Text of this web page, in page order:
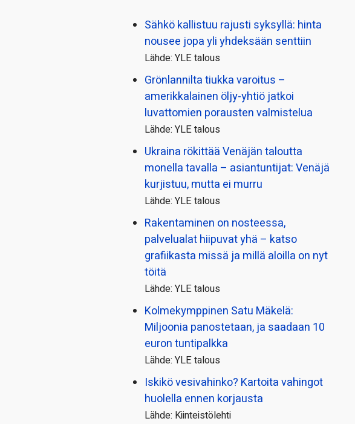
Sähkö kallistuu rajusti syksyllä: hinta
nousee jopa yli yhdeksään senttiin
Lähde: YLE talous
Grönlannilta tiukka varoitus –
amerikkalainen öljy-yhtiö jatkoi
luvattomien porausten valmistelua
Lähde: YLE talous
Ukraina rökittää Venäjän taloutta
monella tavalla – asiantuntijat: Venäjä
kurjistuu, mutta ei murru
Lähde: YLE talous
Rakentaminen on nosteessa,
palvelualat hiipuvat yhä – katso
grafiikasta missä ja millä aloilla on nyt
töitä
Lähde: YLE talous
Kolmekymppinen Satu Mäkelä:
Miljoonia panostetaan, ja saadaan 10
euron tuntipalkka
Lähde: YLE talous
Iskikö vesivahinko? Kartoita vahingot
huolella ennen korjausta
Lähde: Kiinteistölehti